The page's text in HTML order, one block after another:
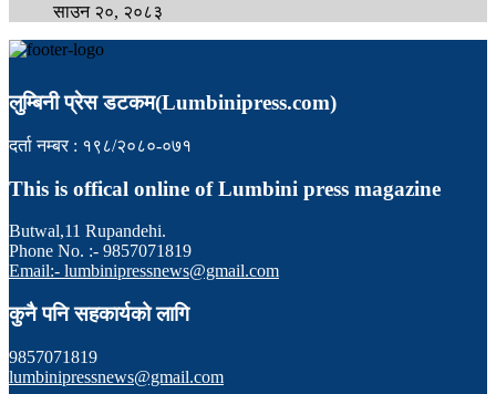
साउन २०, २०८३
लुम्बिनी प्रेस डटकम(Lumbinipress.com)
दर्ता नम्बर : १९८/२०८०-०७१
This is offical online of Lumbini press magazine
Butwal,11 Rupandehi.
Phone No. :- 9857071819
Email:- lumbinipressnews@gmail.com
कुनै पनि सहकार्यको लागि
9857071819
lumbinipressnews@gmail.com